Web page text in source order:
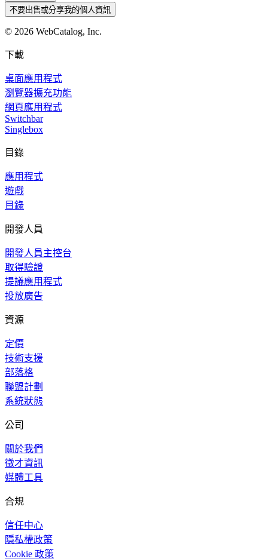
不要出售或分享我的個人資訊
© 2026 WebCatalog, Inc.
下載
桌面應用程式
瀏覽器擴充功能
網頁應用程式
Switchbar
Singlebox
目錄
應用程式
遊戲
目錄
開發人員
開發人員主控台
取得驗證
提議應用程式
投放廣告
資源
定價
技術支援
部落格
聯盟計劃
系統狀態
公司
關於我們
徵才資訊
媒體工具
合規
信任中心
隱私權政策
Cookie 政策